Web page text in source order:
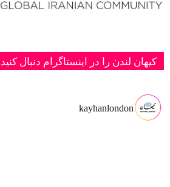
کیهان لندن را در اینستاگرام دنبال کنید
kayhanlondon